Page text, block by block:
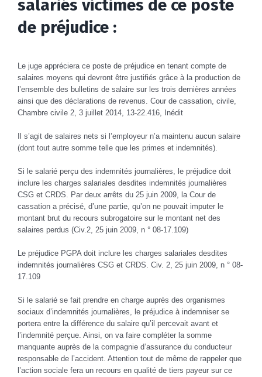
salariés victimes de ce poste
de préjudice :
Le juge appréciera ce poste de préjudice en tenant compte de
salaires moyens qui devront être justifiés grâce à la production de
l’ensemble des bulletins de salaire sur les trois dernières années
ainsi que des déclarations de revenus. Cour de cassation, civile,
Chambre civile 2, 3 juillet 2014, 13-22.416, Inédit
Il s’agit de salaires nets si l’employeur n’a maintenu aucun salaire
(dont tout autre somme telle que les primes et indemnités).
Si le salarié perçu des indemnités journalières, le préjudice doit
inclure les charges salariales desdites indemnités journalières
CSG et CRDS. Par deux arrêts du 25 juin 2009, la Cour de
cassation a précisé, d’une partie, qu’on ne pouvait imputer le
montant brut du recours subrogatoire sur le montant net des
salaires perdus (Civ.2, 25 juin 2009, n ° 08-17.109)
Le préjudice PGPA doit inclure les charges salariales desdites
indemnités journalières CSG et CRDS. Civ. 2, 25 juin 2009, n ° 08-
17.109
Si le salarié se fait prendre en charge auprès des organismes
sociaux d’indemnités journalières, le préjudice à indemniser se
portera entre la différence du salaire qu’il percevait avant et
l’indemnité perçue. Ainsi, on va faire compléter la somme
manquante auprès de la compagnie d’assurance du conducteur
responsable de l’accident. Attention tout de même de rappeler que
l’action sociale fera un recours en qualité de tiers payeur sur ce